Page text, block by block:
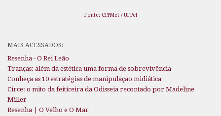
Fonte: CPPMet / UFPel
MAIS ACESSADOS:
Resenha - O Rei Leão
Tranças: além da estética uma forma de sobrevivência
Conheça as 10 estratégias de manipulação midiática
Circe: o mito da feiticeira da Odisseia recontado por Madeline
Miller
Resenha | O Velho e O Mar